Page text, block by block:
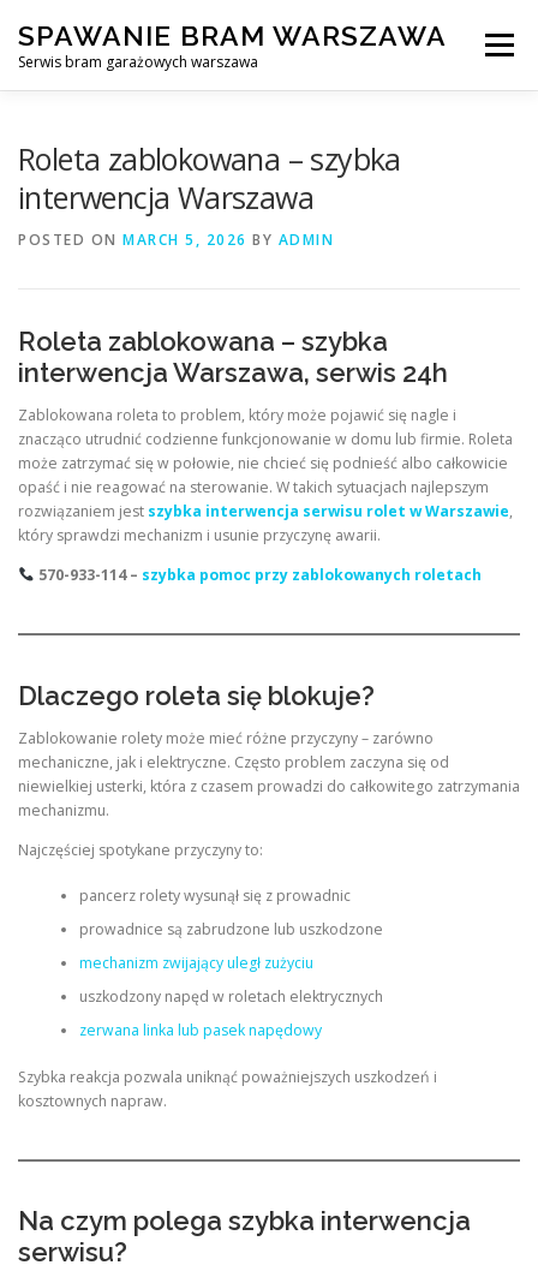
content
SPAWANIE BRAM WARSZAWA
Serwis bram garażowych warszawa
Menu
Roleta zablokowana – szybka
interwencja Warszawa
POSTED ON MARCH 5, 2026 BY ADMIN
Roleta zablokowana – szybka
interwencja Warszawa, serwis 24h
Zablokowana roleta to problem, który może pojawić się nagle i
znacząco utrudnić codzienne funkcjonowanie w domu lub firmie. Roleta
może zatrzymać się w połowie, nie chcieć się podnieść albo całkowicie
opaść i nie reagować na sterowanie. W takich sytuacjach najlepszym
rozwiązaniem jest szybka interwencja serwisu rolet w Warszawie,
który sprawdzi mechanizm i usunie przyczynę awarii.
570-933-114 – szybka pomoc przy zablokowanych roletach
Dlaczego roleta się blokuje?
Zablokowanie rolety może mieć różne przyczyny – zarówno
mechaniczne, jak i elektryczne. Często problem zaczyna się od
niewielkiej usterki, która z czasem prowadzi do całkowitego zatrzymania
mechanizmu.
Najczęściej spotykane przyczyny to:
pancerz rolety wysunął się z prowadnic
prowadnice są zabrudzone lub uszkodzone
mechanizm zwijający uległ zużyciu
uszkodzony napęd w roletach elektrycznych
zerwana linka lub pasek napędowy
Szybka reakcja pozwala uniknąć poważniejszych uszkodzeń i
kosztownych napraw.
Na czym polega szybka interwencja
serwisu?